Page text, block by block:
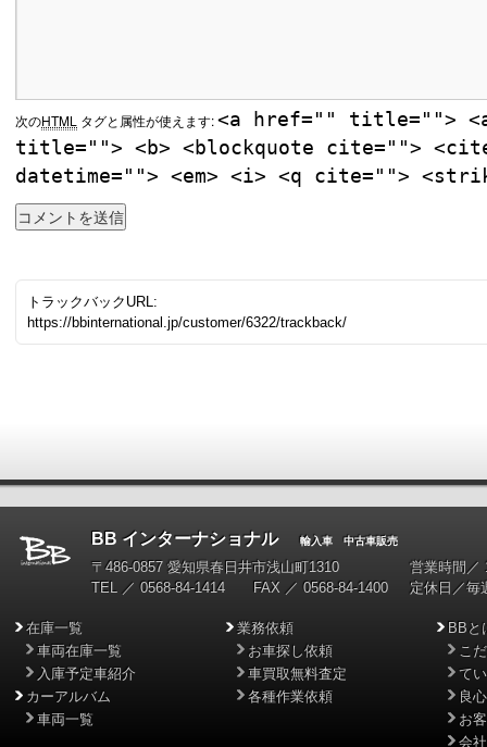
次のHTML タグと属性が使えます:<a href="" title="">
title=""> <b> <blockquote cite="">
datetime=""> <em> <i> <q cite="">
トラックバックURL:
https://bbinternational.jp/customer/6322/trackback/
BB インターナショナル輸入車 中古車販売
〒486-0857 愛知県春日井市浅山町1310
TEL ／ 0568-84-1414 FAX ／ 0568-84-1400
営業時間／
定休日／毎
在庫一覧
車両在庫一覧
入庫予定車紹介
カーアルバム
車両一覧
業務依頼
お車探し依頼
車買取無料査定
各種作業依頼
BBと
こ
て
良
お
会